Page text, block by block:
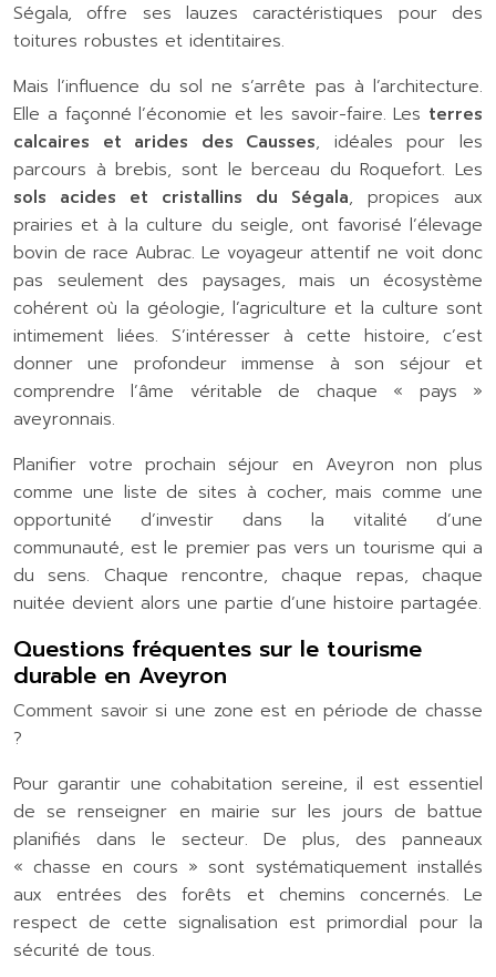
Ségala, offre ses lauzes caractéristiques pour des
toitures robustes et identitaires.
Mais l’influence du sol ne s’arrête pas à l’architecture.
Elle a façonné l’économie et les savoir-faire. Les terres
calcaires et arides des Causses, idéales pour les
parcours à brebis, sont le berceau du Roquefort. Les
sols acides et cristallins du Ségala, propices aux
prairies et à la culture du seigle, ont favorisé l’élevage
bovin de race Aubrac. Le voyageur attentif ne voit donc
pas seulement des paysages, mais un écosystème
cohérent où la géologie, l’agriculture et la culture sont
intimement liées. S’intéresser à cette histoire, c’est
donner une profondeur immense à son séjour et
comprendre l’âme véritable de chaque « pays »
aveyronnais.
Planifier votre prochain séjour en Aveyron non plus
comme une liste de sites à cocher, mais comme une
opportunité d’investir dans la vitalité d’une
communauté, est le premier pas vers un tourisme qui a
du sens. Chaque rencontre, chaque repas, chaque
nuitée devient alors une partie d’une histoire partagée.
Questions fréquentes sur le tourisme
durable en Aveyron
Comment savoir si une zone est en période de chasse
?
Pour garantir une cohabitation sereine, il est essentiel
de se renseigner en mairie sur les jours de battue
planifiés dans le secteur. De plus, des panneaux
« chasse en cours » sont systématiquement installés
aux entrées des forêts et chemins concernés. Le
respect de cette signalisation est primordial pour la
sécurité de tous.